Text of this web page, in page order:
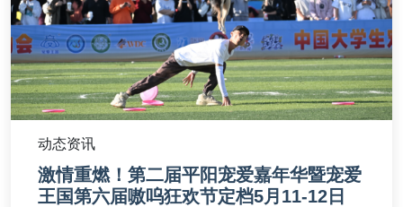
动态资讯
激情重燃！第二届平阳宠爱嘉年华暨宠爱
王国第六届嗷呜狂欢节定档5月11-12日